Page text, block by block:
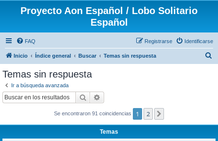
Proyecto Aon Español / Lobo Solitario
Español
FAQ Identificarse
Registrarse
Inicio Índice general Buscar Temas sin respuesta
Temas sin respuesta
Ir a búsqueda avanzada
Buscar
Se encontraron 91 coincidencias 1 2
Temas